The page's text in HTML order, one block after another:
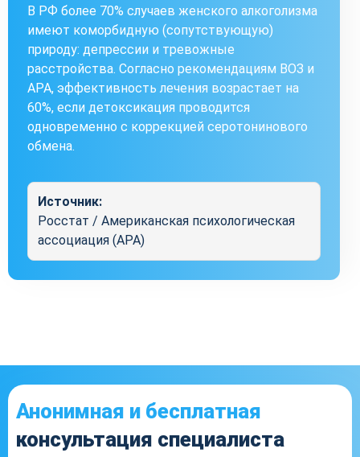
В РФ более 70% случаев женского алкоголизма
имеют коморбидную (сопутствующую)
природу: депрессии и тревожные
расстройства. Согласно рекомендациям ВОЗ и
APA, эффективность лечения возрастает на
60%, если детоксикация проводится
одновременно с коррекцией серотонинового
обмена.
Источник:
Росстат / Американская психологическая
ассоциация (APA)
Анонимная и бесплатная
консультация специалиста